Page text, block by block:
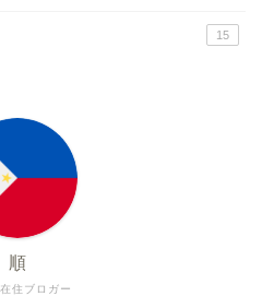
15
住ブロガー
順